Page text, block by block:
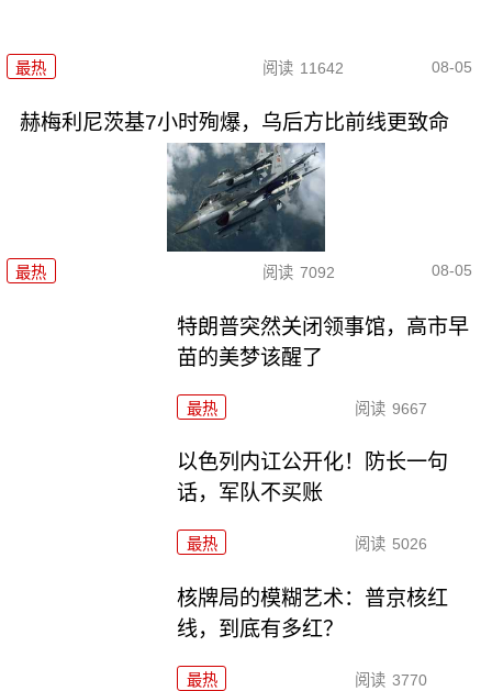
最热 阅读 11642 08-05
赫梅利尼茨基7小时殉爆，乌后方比前线更致命
最热 阅读 7092 08-05
特朗普突然关闭领事馆，高市早
苗的美梦该醒了
最热 阅读 9667
以色列内讧公开化！防长一句
话，军队不买账
最热 阅读 5026
核牌局的模糊艺术：普京核红
线，到底有多红？
最热 阅读 3770